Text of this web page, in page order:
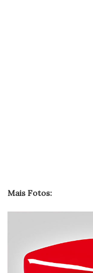
Mais Fotos: